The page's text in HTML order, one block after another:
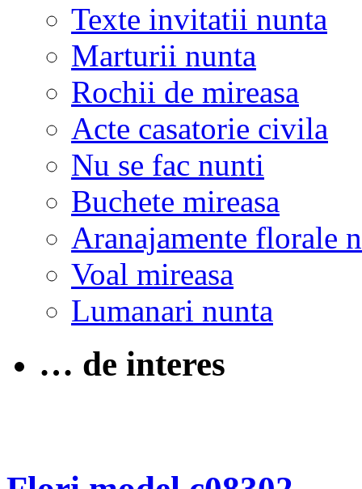
Texte invitatii nunta
Marturii nunta
Rochii de mireasa
Acte casatorie civila
Nu se fac nunti
Buchete mireasa
Aranajamente florale
Voal mireasa
Lumanari nunta
… de interes